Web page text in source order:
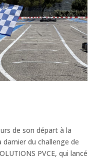
de son départ à la
du challenge de
PVCE, qui lancé